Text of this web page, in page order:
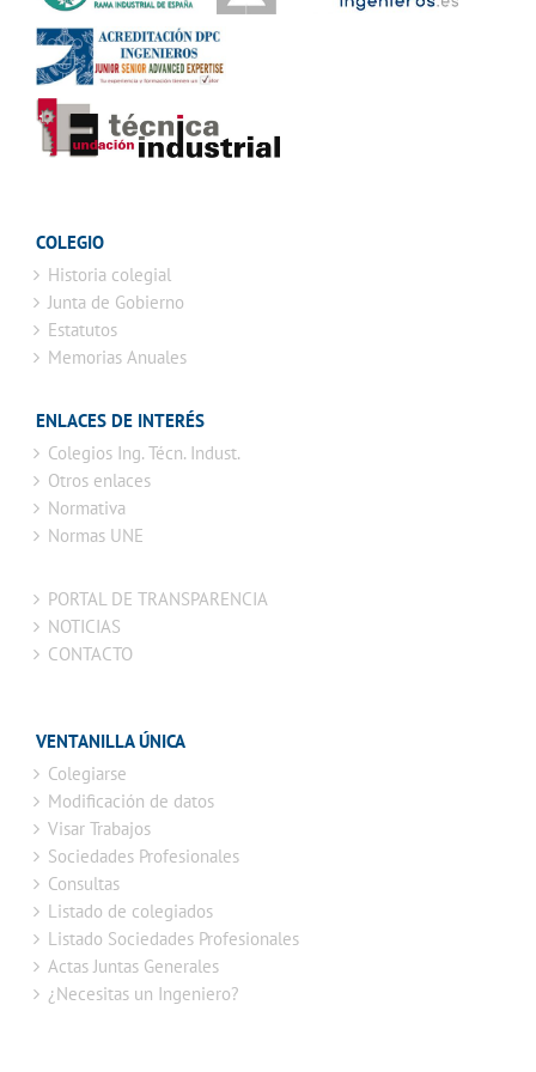
COLEGIO
Historia colegial
Junta de Gobierno
Estatutos
Memorias Anuales
ENLACES DE INTERÉS
Colegios Ing. Técn. Indust.
Otros enlaces
Normativa
Normas UNE
PORTAL DE TRANSPARENCIA
NOTICIAS
CONTACTO
VENTANILLA ÚNICA
Colegiarse
Modificación de datos
Visar Trabajos
Sociedades Profesionales
Consultas
Listado de colegiados
Listado Sociedades Profesionales
Actas Juntas Generales
¿Necesitas un Ingeniero?